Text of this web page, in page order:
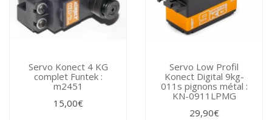
Servo Konect 4 KG
complet Funtek :
m2451
15,00€
Servo Low Profil
Konect Digital 9kg-
011s pignons métal :
KN-0911LPMG
29,90€